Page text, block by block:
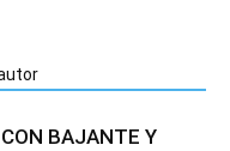
BAJANTE Y